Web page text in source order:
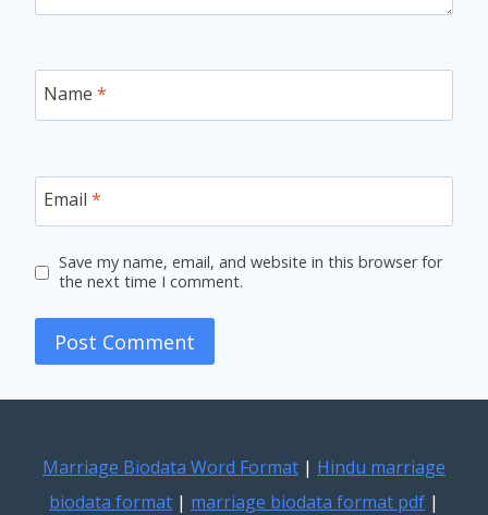
Name *
Email *
Save my name, email, and website in this browser for
the next time I comment.
Marriage Biodata Word Format | Hindu marriage
biodata format | marriage biodata format pdf |